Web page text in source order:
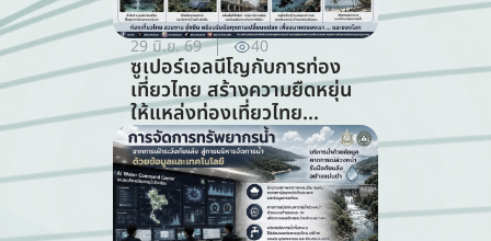
29 มิ.ย. 69 40
ซูเปอร์เอลนีโญกับการท่อง
เที่ยวไทย สร้างความยืดหยุ่น
ให้แหล่งท่องเที่ยวไทย
ท่ามกลางความท้าทายจาก
สภาพภูมิอากาศ (สาขาการ
ท่องเที่ยว)